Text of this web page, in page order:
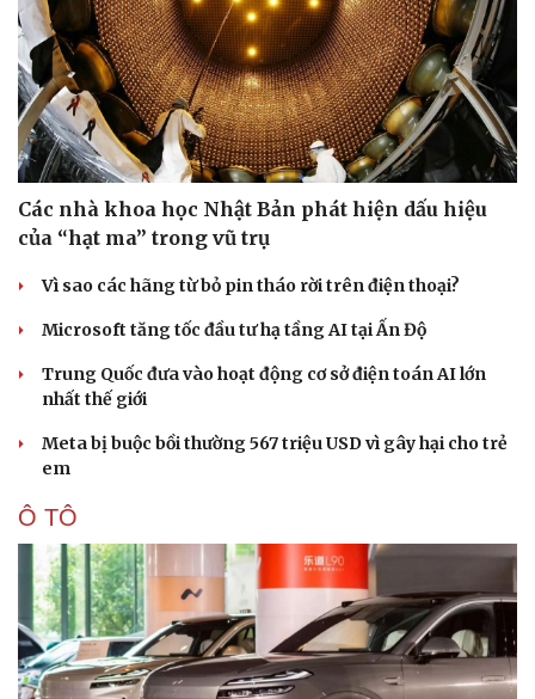
Sức khỏe
Dinh dưỡng - món ngon
Cây thuốc
Nhi khoa
Làm đẹp - giảm cân
Phòng mạch online
Ăn sạch sống khỏe
Đời sống
Nhà đẹp
Các nhà khoa học Nhật Bản phát hiện dấu hiệu
của “hạt ma” trong vũ trụ
Vì sao các hãng từ bỏ pin tháo rời trên điện thoại?
Microsoft tăng tốc đầu tư hạ tầng AI tại Ấn Độ
Trung Quốc đưa vào hoạt động cơ sở điện toán AI lớn
nhất thế giới
Meta bị buộc bồi thường 567 triệu USD vì gây hại cho trẻ
em
Ô TÔ